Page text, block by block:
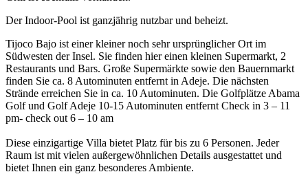
Der Indoor-Pool ist ganzjährig nutzbar und beheizt.
Tijoco Bajo ist einer kleiner noch sehr ursprünglicher Ort im
Südwesten der Insel. Sie finden hier einen kleinen Supermarkt, 2
Restaurants und Bars. Große Supermärkte sowie den Bauernmarkt
finden Sie ca. 8 Autominuten entfernt in Adeje. Die nächsten
Strände erreichen Sie in ca. 10 Autominuten. Die Golfplätze Abama
Golf und Golf Adeje 10-15 Autominuten entfernt Check in 3 – 11
pm- check out 6 – 10 am
Diese einzigartige Villa bietet Platz für bis zu 6 Personen. Jeder
Raum ist mit vielen außergewöhnlichen Details ausgestattet und
bietet Ihnen ein ganz besonderes Ambiente.